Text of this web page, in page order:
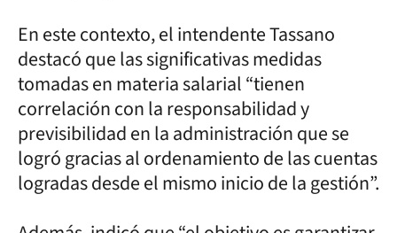
En este contexto, el intendente Tassano
destacó que las significativas medidas
tomadas en materia salarial “tienen
correlación con la responsabilidad y
previsibilidad en la administración que se
logró gracias al ordenamiento de las cuentas
logradas desde el mismo inicio de la gestión”.